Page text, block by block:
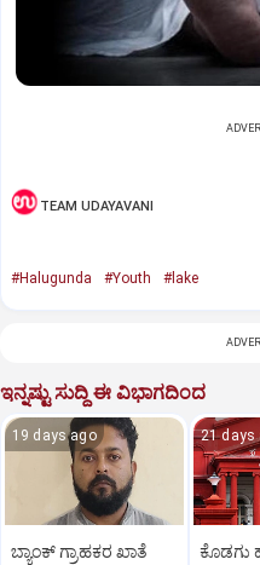
TEAM UDAYAVANI
#Halugunda #Youth #lake
ಇನ್ನಷ್ಟು ಸುದ್ದಿ ಈ ವಿಭಾಗದಿಂದ
19 days ago
ಬ್ಯಾಂಕ್ ಗ್ರಾಹಕರ ಖಾತೆ
21 days
ಕೊಡಗು